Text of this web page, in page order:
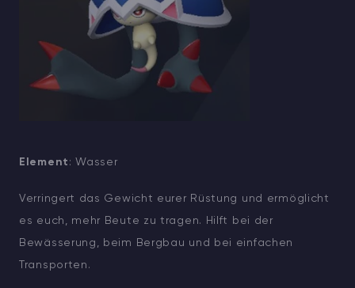
Element : Wasser
Verringert das Gewicht eurer Rüstung und ermöglicht
es euch, mehr Beute zu tragen. Hilft bei der
Bewässerung, beim Bergbau und bei einfachen
Transporten.